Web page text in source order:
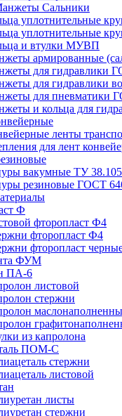
Сальники
уплотнительные
уплотнительные
и втулки МУВП
армированные
для гидравлики
для гидравлики
для пневматики
и кольца для
ленты
для лент
вакумные ТУ
резиновые ГОСТ
Ф
фторопласт Ф4
фторопласт Ф4
фторопласт
ФУМ
ПА-6
листовой
стержни
из капролона
ПОМ-С
стержни
листовой
листы
стержни